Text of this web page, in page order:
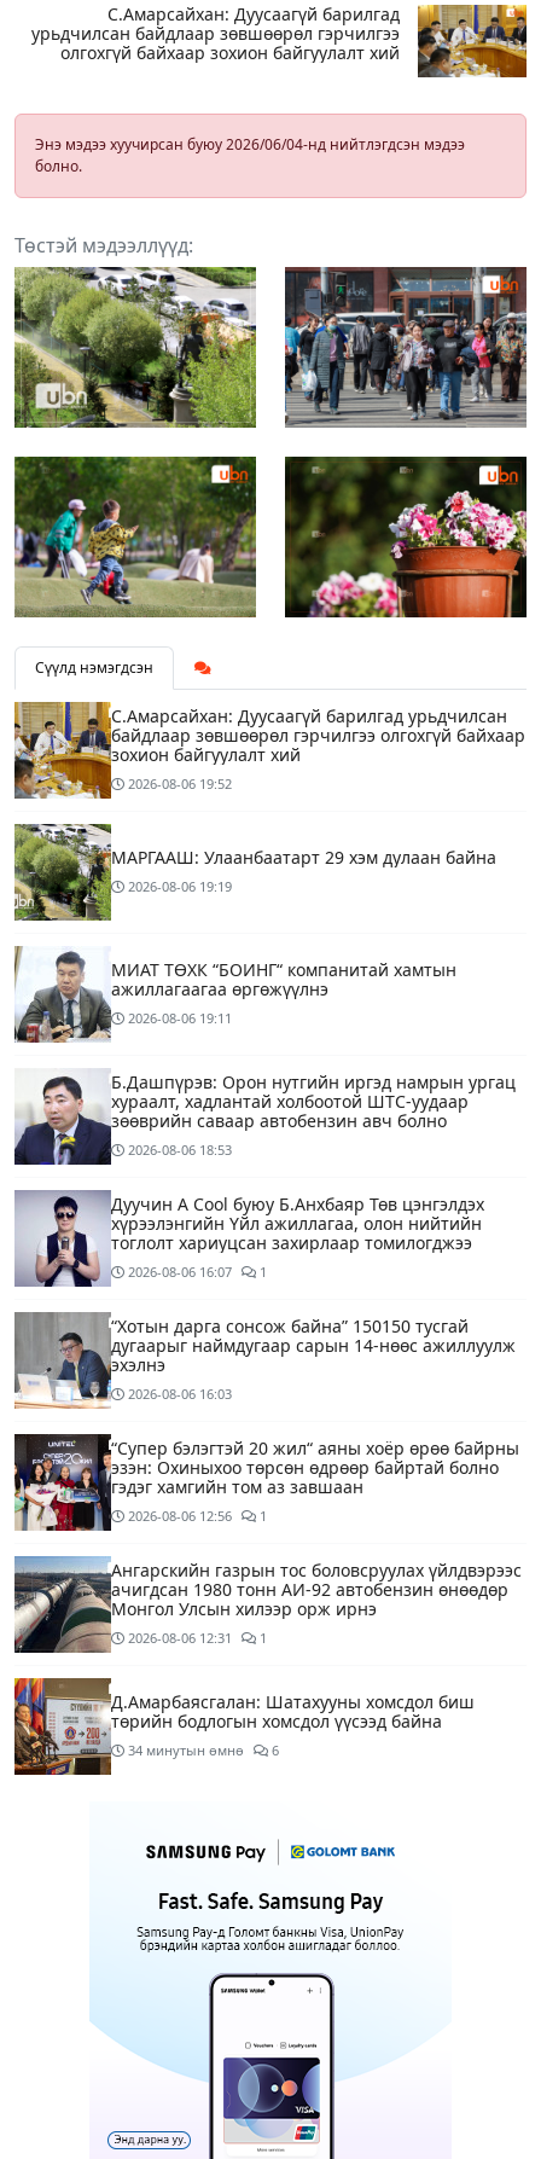
С.Амарсайхан: Дуусаагүй барилгад
урьдчилсан байдлаар зөвшөөрөл гэрчилгээ
олгохгүй байхаар зохион байгуулалт хий
Энэ мэдээ хуучирсан буюу 2026/06/04-нд нийтлэгдсэн мэдээ
болно.
Төстэй мэдээллүүд:
Сүүлд нэмэгдсэн
С.Амарсайхан: Дуусаагүй барилгад урьдчилсан
байдлаар зөвшөөрөл гэрчилгээ олгохгүй байхаар
зохион байгуулалт хий
2026-08-06 19:52
МАРГААШ: Улаанбаатарт 29 хэм дулаан байна
2026-08-06 19:19
МИАТ ТӨХК “БОИНГ“ компанитай хамтын
ажиллагаагаа өргөжүүлнэ
2026-08-06 19:11
Б.Дашпүрэв: Орон нутгийн иргэд намрын ургац
хураалт, хадлантай холбоотой ШТС-уудаар
зөөврийн саваар автобензин авч болно
2026-08-06 18:53
Дуучин A Cool буюу Б.Анхбаяр Төв цэнгэлдэх
хүрээлэнгийн Үйл ажиллагаа, олон нийтийн
тоглолт хариуцсан захирлаар томилогджээ
2026-08-06 16:07 1
“Хотын дарга сонсож байна” 150150 тусгай
дугаарыг наймдугаар сарын 14-нөөс ажиллуулж
эхэлнэ
2026-08-06 16:03
“Супер бэлэгтэй 20 жил“ аяны хоёр өрөө байрны
эзэн: Охиныхоо төрсөн өдрөөр байртай болно
гэдэг хамгийн том аз завшаан
2026-08-06 12:56 1
Ангарскийн газрын тос боловсруулах үйлдвэрээс
ачигдсан 1980 тонн АИ-92 автобензин өнөөдөр
Монгол Улсын хилээр орж ирнэ
2026-08-06 12:31 1
Д.Амарбаясгалан: Шатахууны хомсдол биш
төрийн бодлогын хомсдол үүсээд байна
34 минутын өмнө 6
23:00 цагаас түр хааж, борооны ус зайлуулах
шугамын хөндлөн сэтэлгээ хийнэ
Нэгдүгээр ангид элсэгчдийн бүртгэлийг энэ
сарын 17-ноос E-Mongolia системээр зохион
Өнөөдөр тэгш тоогоор төгссөн автомашинтай
иргэд 50 хүртэлх мянган төгрөгөнд БЕНЗИН авна
2 цагийн өмнө